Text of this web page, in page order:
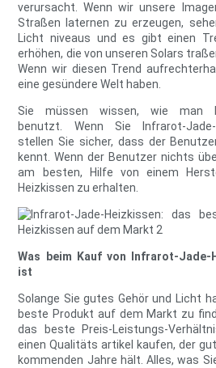
verursacht. Wenn wir unsere
Straßen laternen zu erzeugen,
Licht niveaus und es gibt einen
erhöhen, die von unseren Solars
Wenn wir diesen Trend
eine gesündere Welt haben.
Sie müssen wissen, wie man
benutzt. Wenn Sie Infrarot-Jade-
stellen Sie sicher, dass der
kennt. Wenn der Benutzer nichts
am besten, Hilfe von einem
Heizkissen zu erhalten.
Was beim Kauf von Infrarot-Jade-
ist
Solange Sie gutes Gehör und Licht
beste Produkt auf dem Markt zu
das beste Preis-Leistungs-
einen Qualitäts artikel kaufen, der
kommenden Jahre hält. Alles, was